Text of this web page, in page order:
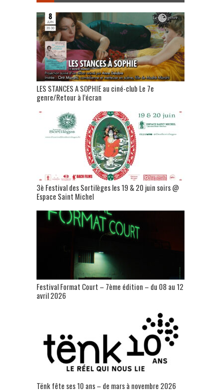
LES STANCES A SOPHIE au ciné-club Le 7e
genre/Retour à l’écran
3è Festival des Sortilèges les 19 & 20 juin soirs @
Espace Saint Michel
Festival Format Court – 7ème édition – du 08 au 12
avril 2026
Tënk fête ses 10 ans – de mars à novembre 2026